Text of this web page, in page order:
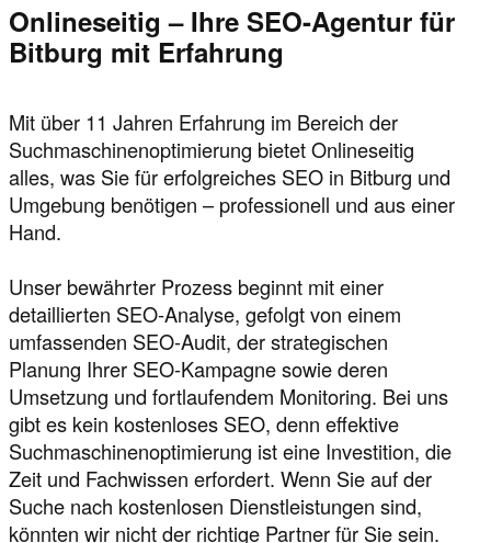
Onlineseitig – Ihre SEO-Agentur für
Bitburg mit Erfahrung
Mit über 11 Jahren Erfahrung im Bereich der
Suchmaschinenoptimierung bietet Onlineseitig
alles, was Sie für erfolgreiches SEO in Bitburg und
Umgebung benötigen – professionell und aus einer
Hand.
Unser bewährter Prozess beginnt mit einer
detaillierten SEO-Analyse, gefolgt von einem
umfassenden SEO-Audit, der strategischen
Planung Ihrer SEO-Kampagne sowie deren
Umsetzung und fortlaufendem Monitoring. Bei uns
gibt es kein kostenloses SEO, denn effektive
Suchmaschinenoptimierung ist eine Investition, die
Zeit und Fachwissen erfordert. Wenn Sie auf der
Suche nach kostenlosen Dienstleistungen sind,
könnten wir nicht der richtige Partner für Sie sein.